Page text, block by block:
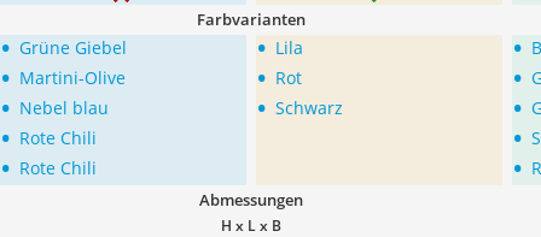
Farbvarianten
• Grüne Giebel
• Martini-Olive
• Nebel blau
• Rote Chili
• Rote Chili
• Lila
• Rot
• Schwarz
•
•
•
•
•
Abmessungen
H x L x B